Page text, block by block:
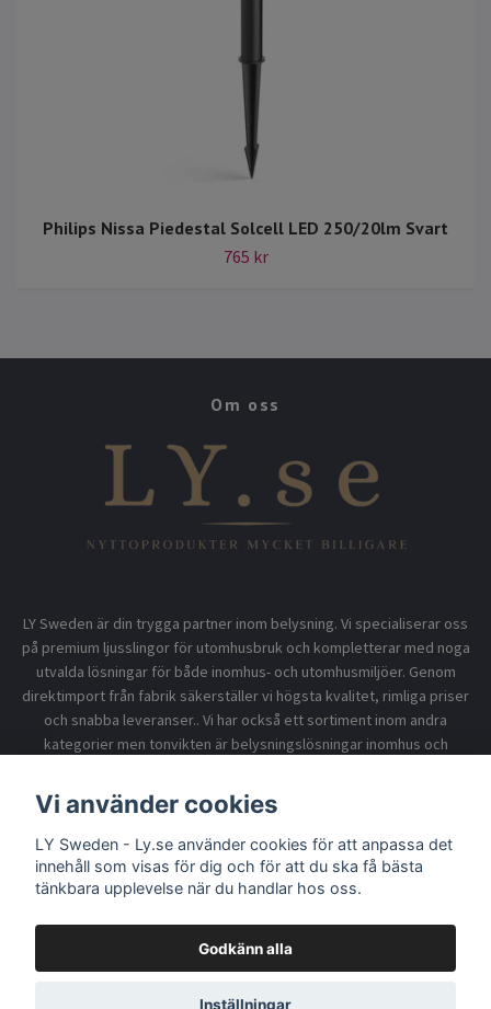
Philips Nissa Piedestal Solcell LED 250/20lm Svart
765 kr
Om oss
LY Sweden är din trygga partner inom belysning. Vi specialiserar oss
på premium ljusslingor för utomhusbruk och kompletterar med noga
utvalda lösningar för både inomhus- och utomhusmiljöer. Genom
direktimport från fabrik säkerställer vi högsta kvalitet, rimliga priser
och snabba leveranser.. Vi har också ett sortiment inom andra
kategorier men tonvikten är belysningslösningar inomhus och
Information
© 2026 LY Sweden - Ly.se
Vi använder cookies
LY Sweden - Ly.se använder cookies för att anpassa det
innehåll som visas för dig och för att du ska få bästa
tänkbara upplevelse när du handlar hos oss.
Godkänn alla
Inställningar